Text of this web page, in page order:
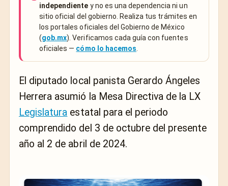
independiente y no es una dependencia ni un
sitio oficial del gobierno. Realiza tus trámites en
los portales oficiales del Gobierno de México
(gob.mx). Verificamos cada guía con fuentes
oficiales — cómo lo hacemos
El diputado local panista Gerardo Ángeles
Herrera asumió la Mesa Directiva de la LX
Legislatura estatal para el periodo
comprendido del 3 de octubre del presente
año al 2 de abril de 2024.